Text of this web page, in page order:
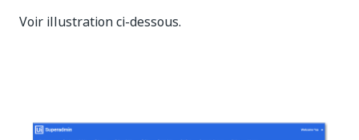
Voir illustration ci-dessous.